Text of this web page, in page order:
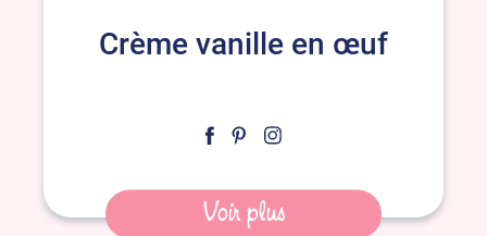
Crème vanille en œuf
Voir plus